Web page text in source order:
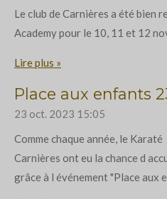
Le club de Carnières a été bien
Academy pour le 10, 11 et 12
Lire plus »
Place aux enfants
23 oct. 2023 15:05
Comme chaque année, le Karaté
Carnières ont eu la chance d
grâce à l événement "Place aux